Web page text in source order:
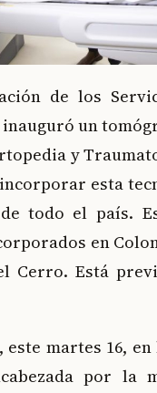
de los
inauguró un
y
esta
todo el país.
en
Cerro. Está
este martes 16,
por la